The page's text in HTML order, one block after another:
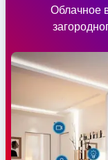
Облачное